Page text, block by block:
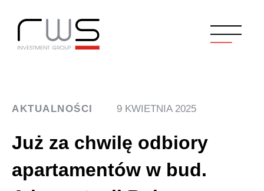
AKTUALNOŚCI 9 KWIETNIA 2025
Już za chwilę odbiory
apartamentów w bud.